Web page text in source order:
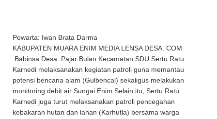
Pewarta: Iwan Brata Darma
KABUPATEN MUARA ENIM MEDIA LENSA DESA. COM
Babinsa Desa Pajar Bulan Kecamatan SDU Sertu Ratu
Karnedi melaksanakan kegiatan patroli guna memantau
potensi bencana alam (Gulbencal) sekaligus melakukan
monitoring debit air Sungai Enim Selain itu, Sertu Ratu
Karnedi juga turut melaksanakan patroli pencegahan
kebakaran hutan dan lahan (Karhutla) bersama warga